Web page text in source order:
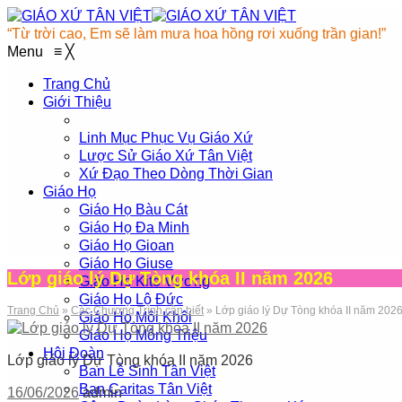
“Từ trời cao, Em sẽ làm mưa hoa hồng rơi xuống trần gian!”
Menu ≡ ╳
Trang Chủ
Giới Thiệu
Linh Mục Phục Vụ Giáo Xứ
Lược Sử Giáo Xứ Tân Việt
Xứ Đạo Theo Dòng Thời Gian
Giáo Họ
Giáo Họ Bàu Cát
Giáo Họ Đa Minh
Giáo Họ Gioan
Giáo Họ Giuse
Giáo Họ Kitô Vương
Giáo Họ Lộ Đức
Giáo Họ Môi Khôi
Giáo Họ Mông Triệu
Hội Đoàn
Ban Lễ Sinh Tân Việt
Ban Caritas Tân Việt
Lớp giáo lý Dự Tòng khóa II năm 2026
Trang Chủ » Các Chương Trình cần biết » Lớp giáo lý Dự Tòng khóa II năm 2026
Lớp giáo lý Dự Tòng khóa II năm 2026
16/06/2026 admin